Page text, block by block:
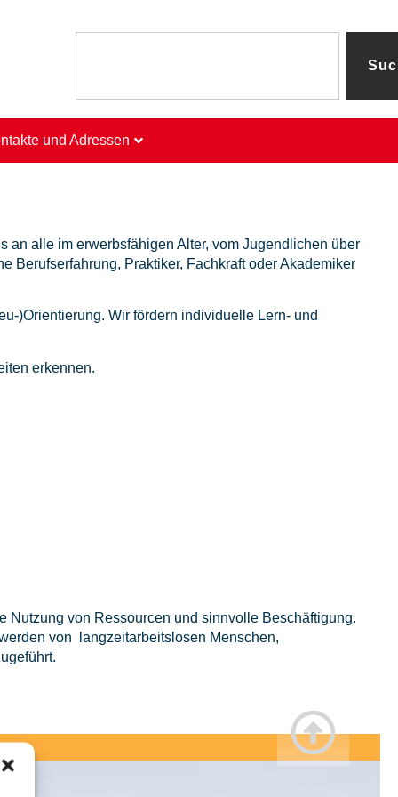
und Adressen
alle im erwerbsfähigen Alter, vom Jugendlichen über
Berufserfahrung, Praktiker, Fachkraft oder Akademiker
)Orientierung. Wir fördern individuelle Lern- und
erkennen.
von Ressourcen und sinnvolle Beschäftigung.
von langzeitarbeitslosen Menschen,